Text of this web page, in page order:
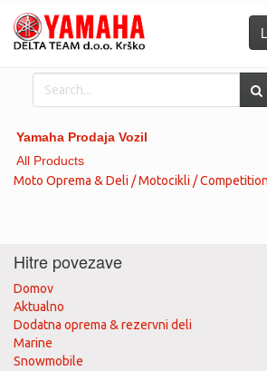
Yamaha Prodaja Vozil
All Products
Moto Oprema & Deli / Motocikli /
Hitre povezave
Domov
Aktualno
Dodatna oprema & rezervni deli
Marine
Snowmobile